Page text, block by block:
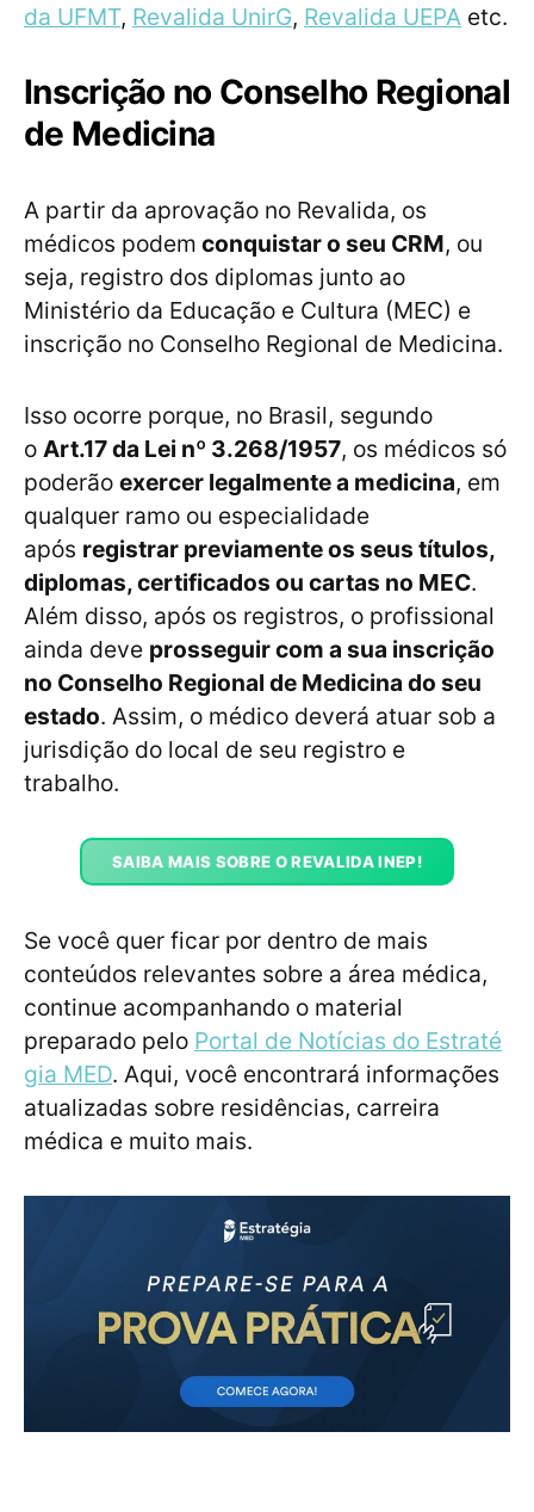
da UFMT, Revalida UnirG, Revalida UEPA etc.
Inscrição no Conselho Regional
de Medicina
A partir da aprovação no Revalida, os
médicos podem conquistar o seu CRM, ou
seja, registro dos diplomas junto ao
Ministério da Educação e Cultura (MEC) e
inscrição no Conselho Regional de Medicina.
Isso ocorre porque, no Brasil, segundo
o Art.17 da Lei nº 3.268/1957, os médicos só
poderão exercer legalmente a medicina, em
qualquer ramo ou especialidade
após registrar previamente os seus títulos,
diplomas, certificados ou cartas no MEC.
Além disso, após os registros, o profissional
ainda deve prosseguir com a sua inscrição
no Conselho Regional de Medicina do seu
estado. Assim, o médico deverá atuar sob a
jurisdição do local de seu registro e
trabalho.
SAIBA MAIS SOBRE O REVALIDA INEP!
Se você quer ficar por dentro de mais
conteúdos relevantes sobre a área médica,
continue acompanhando o material
preparado pelo Portal de Notícias do Estraté
gia MED. Aqui, você encontrará informações
atualizadas sobre residências, carreira
médica e muito mais.